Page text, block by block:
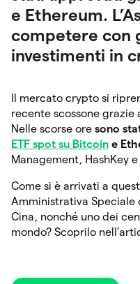
e Ethereum.
competere con
investimenti in
Il mercato crypto si
recente scossone grazie
Nelle scorse ore sono
ETF spot su Bitcoin e
Management, HashKey
Come si è arrivati a
Amministrativa Speciale
Cina, nonché uno dei
mondo? Scoprilo